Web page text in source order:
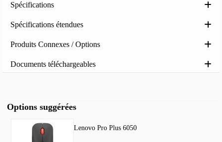
Spécifications
Spécifications étendues
Produits Connexes / Options
Documents téléchargeables
Options suggérées
Lenovo Pro Plus 6050